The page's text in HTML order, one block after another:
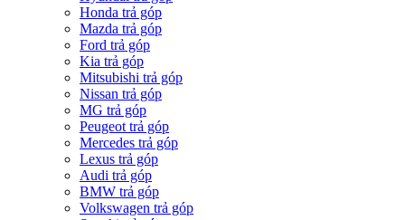
Honda trả góp
Mazda trả góp
Ford trả góp
Kia trả góp
Mitsubishi trả góp
Nissan trả góp
MG trả góp
Peugeot trả góp
Mercedes trả góp
Lexus trả góp
Audi trả góp
BMW trả góp
Volkswagen trả góp